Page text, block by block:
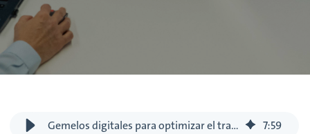
Gemelos digitales para optimizar el tratamiento anaerobio: proyecto DT4ART 7:59